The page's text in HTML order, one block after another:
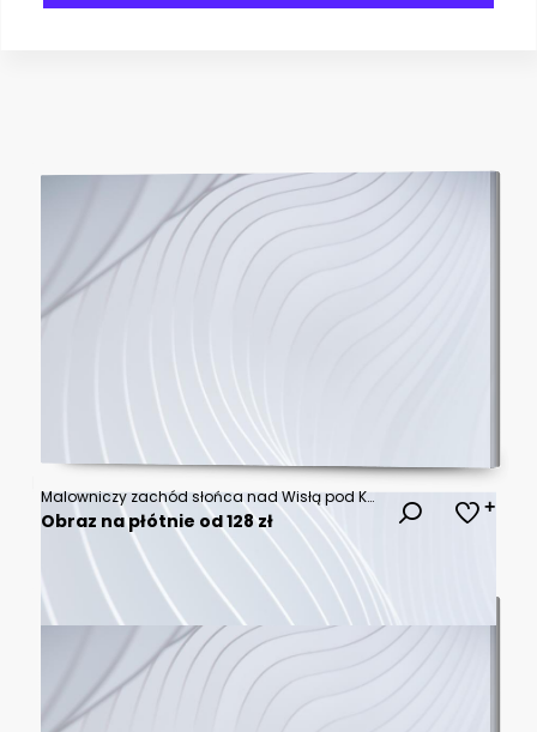
Malowniczy zachód słońca nad Wisłą pod Kwidzynem w Polsce
Obraz na płótnie od 128 zł